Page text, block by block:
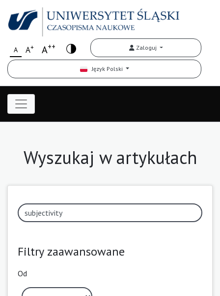
A A+ A++ Zaloguj
Język Polski
Wyszukaj w artykułach
Filtry zaawansowane
Od